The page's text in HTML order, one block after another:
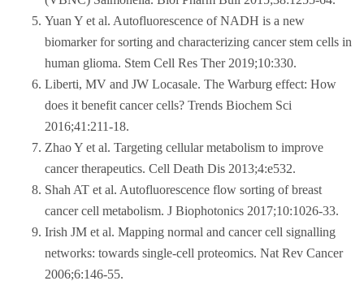
Yuan Y et al. Autofluorescence of NADH is a new
biomarker for sorting and characterizing cancer stem cells in
human glioma. Stem Cell Res Ther 2019;10:330.
Liberti, MV and JW Locasale. The Warburg effect: How
does it benefit cancer cells? Trends Biochem Sci
2016;41:211-18.
Zhao Y et al. Targeting cellular metabolism to improve
cancer therapeutics. Cell Death Dis 2013;4:e532.
Shah AT et al. Autofluorescence flow sorting of breast
cancer cell metabolism. J Biophotonics 2017;10:1026-33.
Irish JM et al. Mapping normal and cancer cell signalling
networks: towards single-cell proteomics. Nat Rev Cancer
2006;6:146-55.